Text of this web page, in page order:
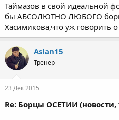
Таймазов в свой идеальной
бы АБСОЛЮТНО ЛЮБОГО
Хасимикова,что уж говорить о
Aslan15
Тренер
23 Дек 2015
Re: Борцы ОСЕТИИ